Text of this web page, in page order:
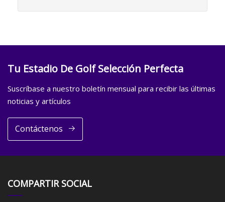
Tu Estadio De Golf Selección Perfecta
Suscríbase a nuestro boletín mensual para recibir las últimas
noticias y artículos
Contáctenos
COMPARTIR SOCIAL